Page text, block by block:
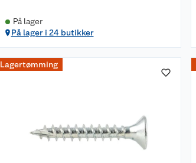
På lager
På lager i 24 butikker
Lagertømming